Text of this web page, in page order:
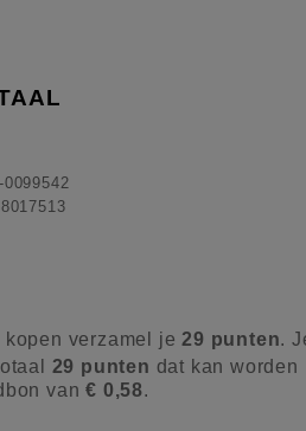
0099542
kopen verzamel je29 punten.
29 punten dat kan worden
van€ 0,58.